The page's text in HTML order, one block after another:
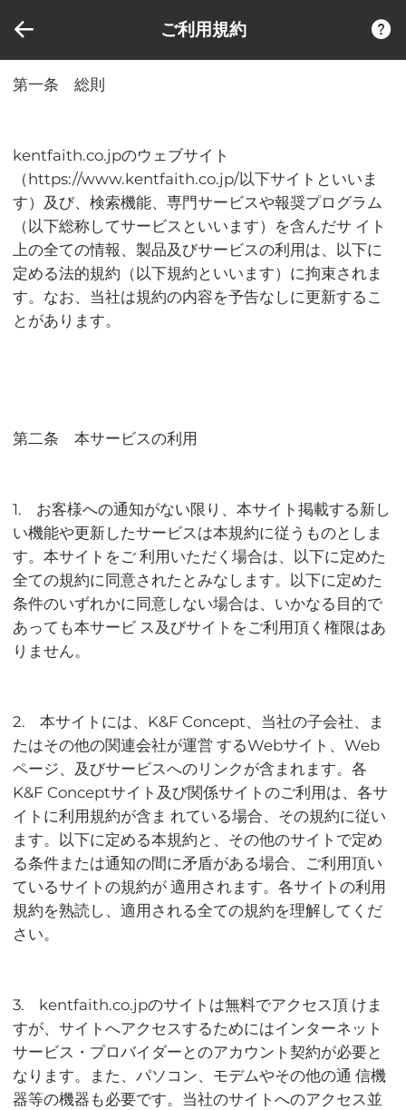
ご利用規約
第一条 総則
kentfaith.co.jpのウェブサイト
（https://www.kentfaith.co.jp/以下サイトといいま
す）及び、検索機能、専門サービスや報奨プログラム
（以下総称してサービスといいます）を含んだサ イト
上の全ての情報、製品及びサービスの利用は、以下に
定める法的規約（以下規約といいます）に拘束されま
す。なお、当社は規約の内容を予告なしに更新するこ
とがあります。
第二条 本サービスの利用
1. お客様への通知がない限り、本サイト掲載する新し
い機能や更新したサービスは本規約に従うものとしま
す。本サイトをご 利用いただく場合は、以下に定めた
全ての規約に同意されたとみなします。以下に定めた
条件のいずれかに同意しない場合は、いかなる目的で
あっても本サービ ス及びサイトをご利用頂く権限はあ
りません。
2. 本サイトには、K&F Concept、当社の子会社、ま
たはその他の関連会社が運営 するWebサイト、Web
ページ、及びサービスへのリンクが含まれます。各
K&F Conceptサイト及び関係サイトのご利用は、各サ
イトに利用規約が含ま れている場合、その規約に従い
ます。以下に定める本規約と、その他のサイトで定め
る条件または通知の間に矛盾がある場合、ご利用頂い
ているサイトの規約が 適用されます。各サイトの利用
規約を熟読し、適用される全ての規約を理解してくだ
さい。
3. kentfaith.co.jpのサイトは無料でアクセス頂 けま
すが、サイトへアクセスするためにはインターネット
サービス・プロバイダーとのアカウント契約が必要と
なります。また、パソコン、モデムやその他の通 信機
器等の機器も必要です。当社のサイトへのアクセス並